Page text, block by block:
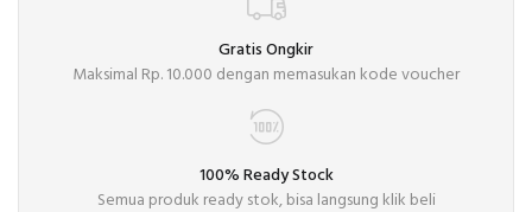
Gratis Ongkir
Maksimal Rp. 10.000 dengan memasukan kode voucher
100% Ready Stock
Semua produk ready stok, bisa langsung klik beli